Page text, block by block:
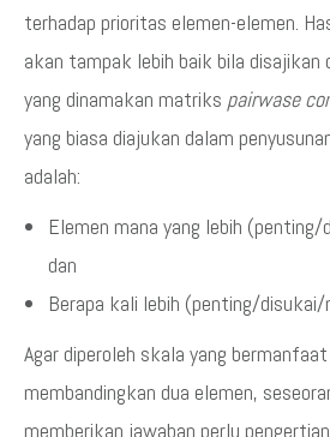
terhadap prioritas elemen-elemen.
akan tampak lebih baik bila
yang dinamakan matriks pairwase
yang biasa diajukan dalam
adalah:
Elemen mana yang lebih
dan
Berapa kali lebih (penting/
Agar diperoleh skala yang
membandingkan dua elemen,
memberikan jawaban perlu